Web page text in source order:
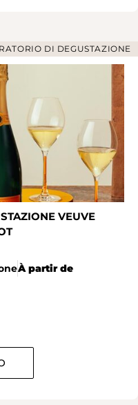
DI DEGUSTAZIONE
VEUVE
À partir de